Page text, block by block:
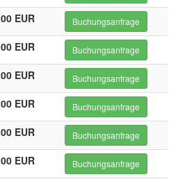
EUR Buchungsanfrage
EUR Buchungsanfrage
EUR Buchungsanfrage
EUR Buchungsanfrage
EUR Buchungsanfrage
EUR Buchungsanfrage